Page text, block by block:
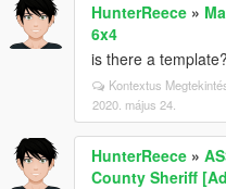
HunterReece »
6x4
is there a template?
Kontextus
2020. május 24.
HunterReece »
County Sheriff